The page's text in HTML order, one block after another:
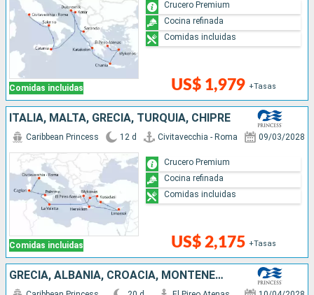
Comidas incluidas US$ 1,979 +Tasas
Crucero Premium
Cocina refinada
Comidas incluidas
ITALIA, MALTA, GRECIA, TURQUÍA, CHIPRE
Comidas incluidas
Caribbean Princess 12 d Civitavecchia - Roma 09/03/2028
US$ 2,175 +Tasas
Crucero Premium
Cocina refinada
Comidas incluidas
GRECIA, ALBANIA, CROACIA, MONTENEGRO, ITALIA, ESPAÑA, PORTUGAL, FRANCIA, REINO UNIDO